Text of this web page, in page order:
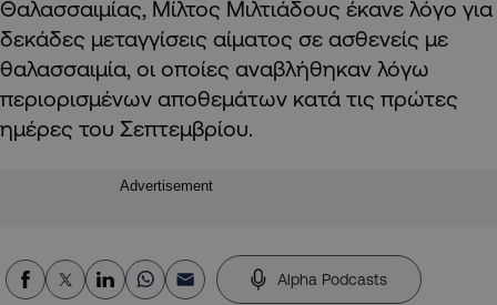
Θαλασσαιμίας, Μίλτος Μιλτιάδους έκανε λόγο για
δεκάδες μεταγγίσεις αίματος σε ασθενείς με
θαλασσαιμία, οι οποίες αναβλήθηκαν λόγω
περιορισμένων αποθεμάτων κατά τις πρώτες
ημέρες του Σεπτεμβρίου.
Advertisement
Alpha Podcasts